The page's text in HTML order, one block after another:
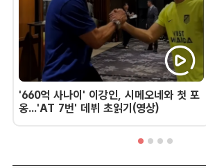
'660억 사나이' 이강인, 시메오네와 첫 포
옹...'AT 7번' 데뷔 초읽기(영상)